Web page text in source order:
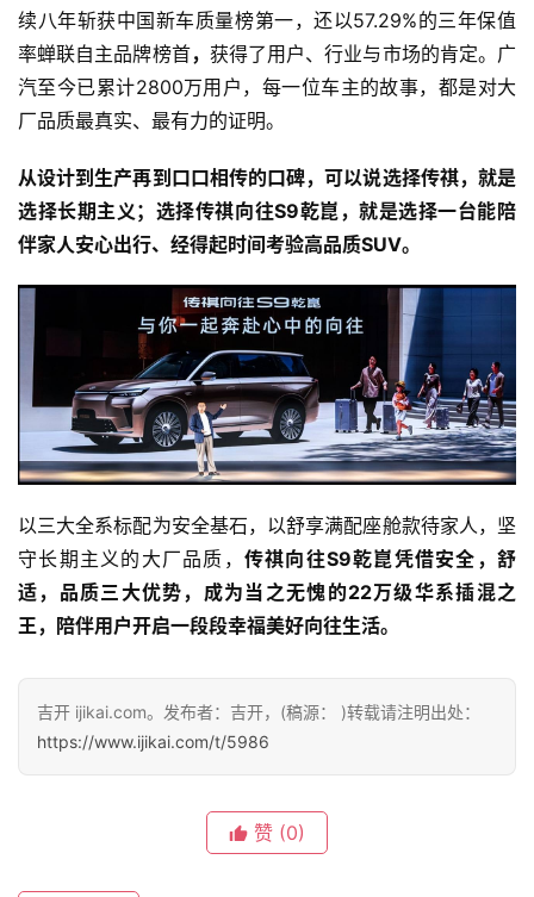
续八年斩获中国新车质量榜第一，还以57.29%的三年保值
率蝉联自主品牌榜首， 获得了用户、行业与市场的肯定。广
汽至今已累计2800万用户，每一位车主的故事，都是对大
厂品质最真实、最有力的证明。
从设计到生产再到口口相传的口碑，可以说选择传祺，就是
选择长期主义；选择传祺向往S9乾崑，就是选择一台能陪
伴家人安心出行、经得起时间考验高品质SUV。
以三大全系标配为安全基石，以舒享满配座舱款待家人，坚
守长期主义的大厂品质， 传祺向往S9乾崑凭借安全，舒
适，品质三大优势，成为当之无愧的22万级华系插混之
王，陪伴用户开启一段段幸福美好向往生活。
吉开 ijikai.com。发布者：吉开，(稿源： )转载请注明出处：
https://www.ijikai.com/t/5986
赞 (0)